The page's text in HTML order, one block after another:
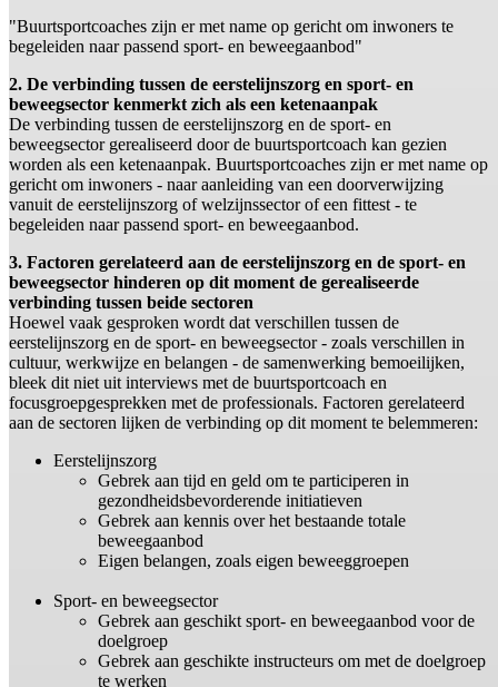
"Buurtsportcoaches zijn er met name op gericht om inwoners te
begeleiden naar passend sport- en beweegaanbod"
2. De verbinding tussen de eerstelijnszorg en sport- en
beweegsector kenmerkt zich als een ketenaanpak
De verbinding tussen de eerstelijnszorg en de sport- en
beweegsector gerealiseerd door de buurtsportcoach kan gezien
worden als een ketenaanpak. Buurtsportcoaches zijn er met name op
gericht om inwoners - naar aanleiding van een doorverwijzing
vanuit de eerstelijnszorg of welzijnssector of een fittest - te
begeleiden naar passend sport- en beweegaanbod.
3. Factoren gerelateerd aan de eerstelijnszorg en de sport- en
beweegsector hinderen op dit moment de gerealiseerde
verbinding tussen beide sectoren
Hoewel vaak gesproken wordt dat verschillen tussen de
eerstelijnszorg en de sport- en beweegsector - zoals verschillen in
cultuur, werkwijze en belangen - de samenwerking bemoeilijken,
bleek dit niet uit interviews met de buurtsportcoach en
focusgroepgesprekken met de professionals. Factoren gerelateerd
aan de sectoren lijken de verbinding op dit moment te belemmeren:
Eerstelijnszorg
Gebrek aan tijd en geld om te participeren in
gezondheidsbevorderende initiatieven
Gebrek aan kennis over het bestaande totale
beweegaanbod
Eigen belangen, zoals eigen beweeggroepen
Sport- en beweegsector
Gebrek aan geschikt sport- en beweegaanbod voor de
doelgroep
Gebrek aan geschikte instructeurs om met de doelgroep
te werken